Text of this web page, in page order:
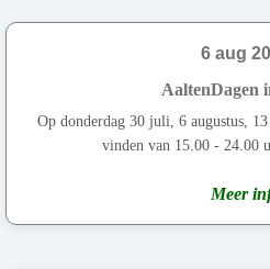
6 aug
AaltenDagen
Op donderdag 30 juli, 6 augustus, 13
vinden van 15.00 - 24.00
Meer